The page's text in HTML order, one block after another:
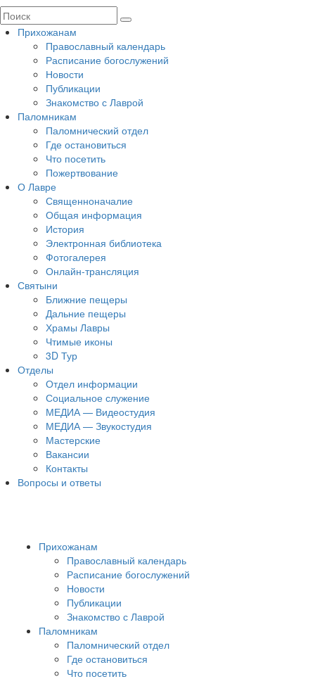
Прихожанам
Православный календарь
Расписание богослужений
Новости
Публикации
Знакомство с Лаврой
Паломникам
Паломнический отдел
Где остановиться
Что посетить
Пожертвование
О Лавре
Священноначалие
Общая информация
История
Электронная библиотека
Фотогалерея
Онлайн-трансляция
Святыни
Ближние пещеры
Дальние пещеры
Храмы Лавры
Чтимые иконы
3D Тур
Отделы
Отдел информации
Социальное служение
МЕДИА — Видеостудия
МЕДИА — Звукостудия
Мастерские
Вакансии
Контакты
Вопросы и ответы
Прихожанам
Православный календарь
Расписание богослужений
Новости
Публикации
Знакомство с Лаврой
Паломникам
Паломнический отдел
Где остановиться
Что посетить